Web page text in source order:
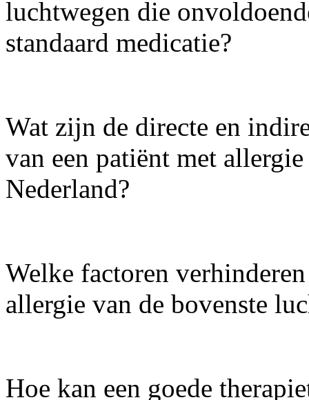
luchtwegen die
standaard medicatie?
Wat zijn de directe en
van een patiënt met
Nederland?
Welke factoren
allergie van de bovenste
Hoe kan een goede